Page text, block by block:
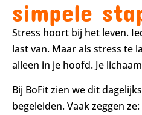
simpele
Stress hoort bij het leven.
last van. Maar als stress te
alleen in je hoofd. Je
Bij BoFit zien we dit
begeleiden. Vaak zeggen